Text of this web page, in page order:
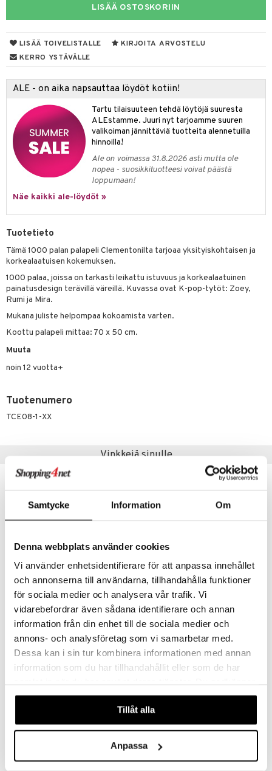
Samtycke Information Om
Denna webbplats använder cookies
Vi använder enhetsidentifierare för att anpassa innehållet
och annonserna till användarna, tillhandahålla funktioner
för sociala medier och analysera vår trafik. Vi
vidarebefordrar även sådana identifierare och annan
information från din enhet till de sociala medier och
annons- och analysföretag som vi samarbetar med.
Dessa kan i sin tur kombinera informationen med annan
information som du har tillhandahållit eller som de har
våra cookies vid fortsatt användande av vår webbplats.
Tillåt alla
Anpassa
LISÄÄ OSTOSKORIIN
LISÄÄ TOIVELISTALLE
KIRJOITA ARVOSTELU
KERRO YSTÄVÄLLE
ALE - on aika napsauttaa löydöt kotiin!
Tartu tilaisuuteen tehdä löytöjä suuresta
ALEstamme. Juuri nyt tarjoamme suuren
valikoiman jännittäviä tuotteita alennetuilla
hinnoilla!
Ale on voimassa 31.8.2026 asti mutta ole
nopea - suosikkituotteesi voivat päästä
loppumaan!
Näe kaikki ale-löydöt »
Tuotetieto
Tämä 1000 palan palapeli Clementonilta tarjoaa yksityiskohtaisen ja
korkealaatuisen kokemuksen.
1000 palaa, joissa on tarkasti leikattu istuvuus ja korkealaatuinen
painatusdesign terävillä väreillä. Kuvassa ovat K-pop-tytöt: Zoey,
Rumi ja Mira.
Mukana juliste helpompaa kokoamista varten.
Koottu palapeli mittaa: 70 x 50 cm.
Muuta
noin 12 vuotta+
Tuotenumero
TCE08-1-XX
Vinkkejä sinulle
1000 palan palapeli K-Pop Demon Hunters -kohtaus
CLEMENTONI
10,90
CLEMENTONI
7,90 €
Speed Champions
Spidey
Barn
Love
Prinsessat
Lehmä
Patrol
Pitkätossu
Possu
Mario
& Pesonen
lelut
& imetys
Huonekalut
vaatteet
aterimet
& Säilytyslaatikot
& Tarvikkeet
& Tarvikkeet
ja lakit
& helistimet